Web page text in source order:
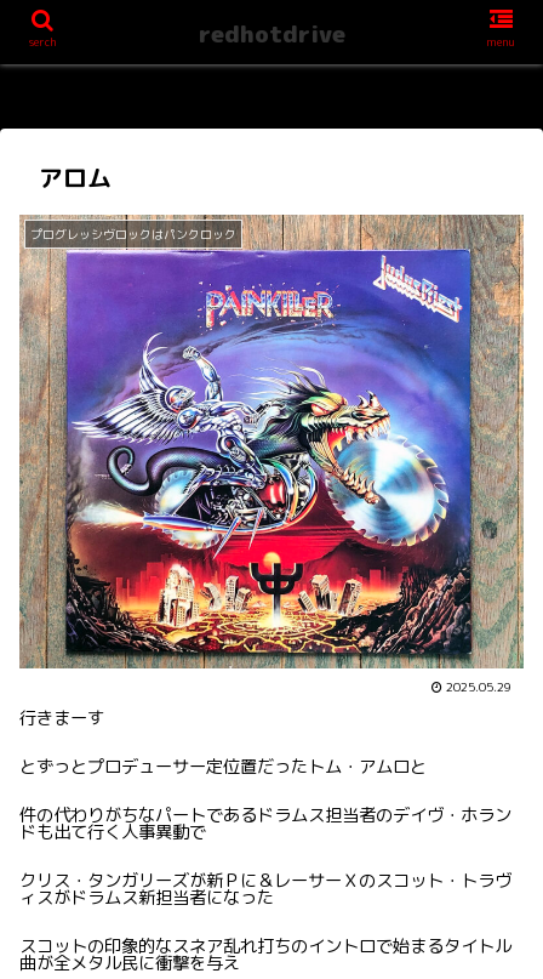
アロム
プログレッシヴロックはパンクロック
2025.05.29
行きまーす
とずっとプロデューサー定位置だったトム・アムロと
件の代わりがちなパートであるドラムス担当者のデイヴ・ホラン
ドも出て行く人事異動で
クリス・タンガリーズが新Ｐに＆レーサーＸのスコット・トラヴ
ィスがドラムス新担当者になった
スコットの印象的なスネア乱れ打ちのイントロで始まるタイトル
曲が全メタル民に衝撃を与え
serch redhotdrive menu